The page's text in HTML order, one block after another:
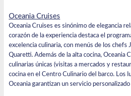
Oceania Cruises
Oceania Cruises es sinónimo de elegancia
corazón de la experiencia destaca el
excelencia culinaria, con menús de los chefs
Quaretti. Además de la alta cocina, Oceania
culinarias únicas (visitas a mercados y
cocina en el Centro Culinario del barco. Los
Oceania garantizan un servicio